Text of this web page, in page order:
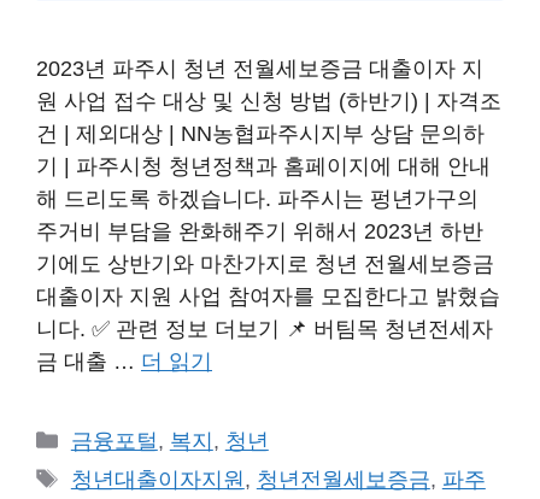
2023년 파주시 청년 전월세보증금 대출이자 지
원 사업 접수 대상 및 신청 방법 (하반기) | 자격조
건 | 제외대상 | NN농협파주시지부 상담 문의하
기 | 파주시청 청년정책과 홈페이지에 대해 안내
해 드리도록 하겠습니다. 파주시는 펑년가구의
주거비 부담을 완화해주기 위해서 2023년 하반
기에도 상반기와 마찬가지로 청년 전월세보증금
대출이자 지원 사업 참여자를 모집한다고 밝혔습
니다. ✅️ 관련 정보 더보기 📌 버팀목 청년전세자
금 대출 … 더 읽기
카
테
금융포털 , 복지 , 청년
태
청년대출이자지원 , 청년전월세보증금, 파주